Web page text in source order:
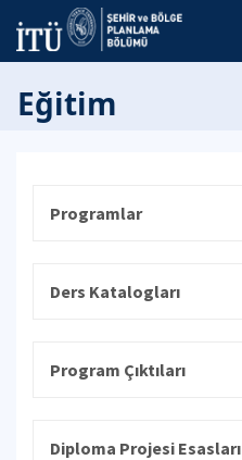
Eğitim
Programlar
Ders Katalogları
Program Çıktıları
Diploma Projesi Esasları